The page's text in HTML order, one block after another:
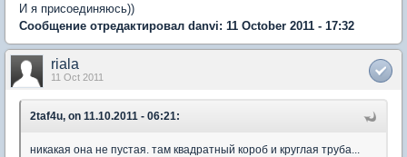
И я присоединяюсь))
Сообщение отредактировал danvi: 11 October 2011 - 17:32
riala
11 Oct 2011
2taf4u, on 11.10.2011 - 06:21:
никакая она не пустая. там квадратный короб и круглая труба...